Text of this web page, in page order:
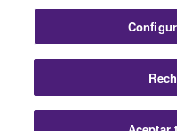
Contacte
Politica de
©